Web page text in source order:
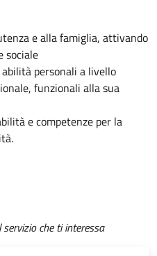
e alla famiglia, attivando
sociale
personali a livello
funzionali alla sua
e competenze per la
che ti interessa